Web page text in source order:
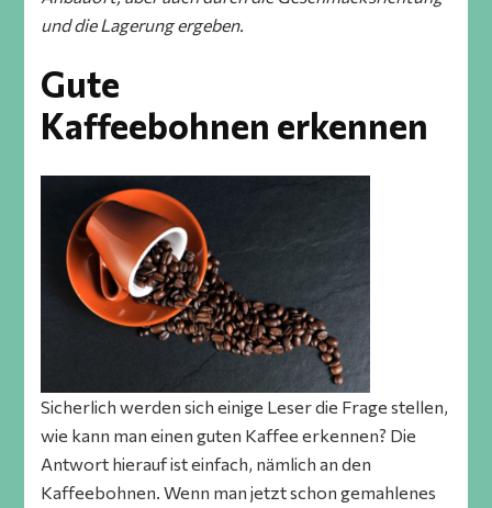
und die Lagerung ergeben.
Gute
Kaffeebohnen erkennen
Sicherlich werden sich einige Leser die Frage stellen,
wie kann man einen guten Kaffee erkennen? Die
Antwort hierauf ist einfach, nämlich an den
Kaffeebohnen. Wenn man jetzt schon gemahlenes